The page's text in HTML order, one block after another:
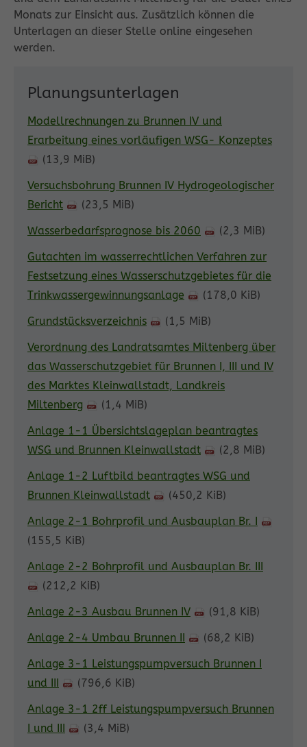
Monats zur Einsicht aus. Zusätzlich können die
Unterlagen an dieser Stelle online eingesehen
werden.
Planungsunterlagen
Modellrechnungen zu Brunnen IV und
Erarbeitung eines vorläufigen WSG- Konzeptes
(13,9 MiB)
Versuchsbohrung Brunnen IV Hydrogeologischer
Bericht
(23,5 MiB)
Wasserbedarfsprognose bis 2060
(2,3 MiB)
Gutachten im wasserrechtlichen Verfahren zur
Festsetzung eines Wasserschutzgebietes für die
Trinkwassergewinnungsanlage
(178,0 KiB)
Grundstücksverzeichnis
(1,5 MiB)
Verordnung des Landratsamtes Miltenberg über
das Wasserschutzgebiet für Brunnen I, III und IV
des Marktes Kleinwallstadt, Landkreis
Miltenberg
(1,4 MiB)
Anlage 1-1 Übersichtslageplan beantragtes
WSG und Brunnen Kleinwallstadt
(2,8 MiB)
Anlage 1-2 Luftbild beantragtes WSG und
Brunnen Kleinwallstadt
(450,2 KiB)
Anlage 2-1 Bohrprofil und Ausbauplan Br. I
(155,5 KiB)
Anlage 2-2 Bohrprofil und Ausbauplan Br. III
(212,2 KiB)
Anlage 2-3 Ausbau Brunnen IV
(91,8 KiB)
Anlage 2-4 Umbau Brunnen II
(68,2 KiB)
Anlage 3-1 Leistungspumpversuch Brunnen I
und III
(796,6 KiB)
Anlage 3-1 2ff Leistungspumpversuch Brunnen
I und III
(3,4 MiB)